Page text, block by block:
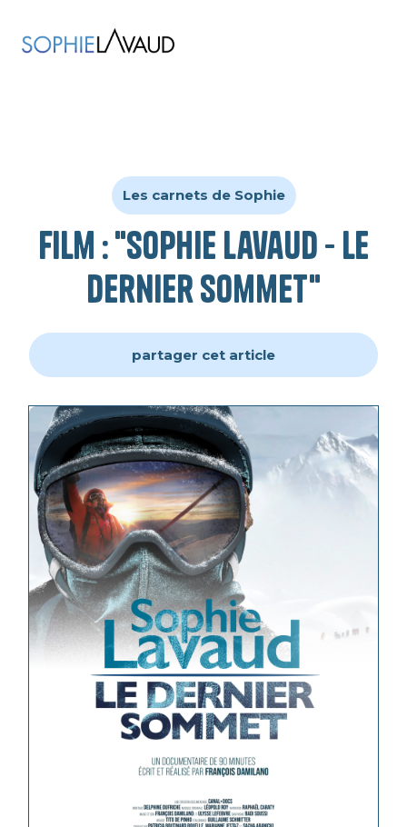
Les carnets de Sophie
Film : "Sophie Lavaud - Le
Dernier Sommet"
partager cet article